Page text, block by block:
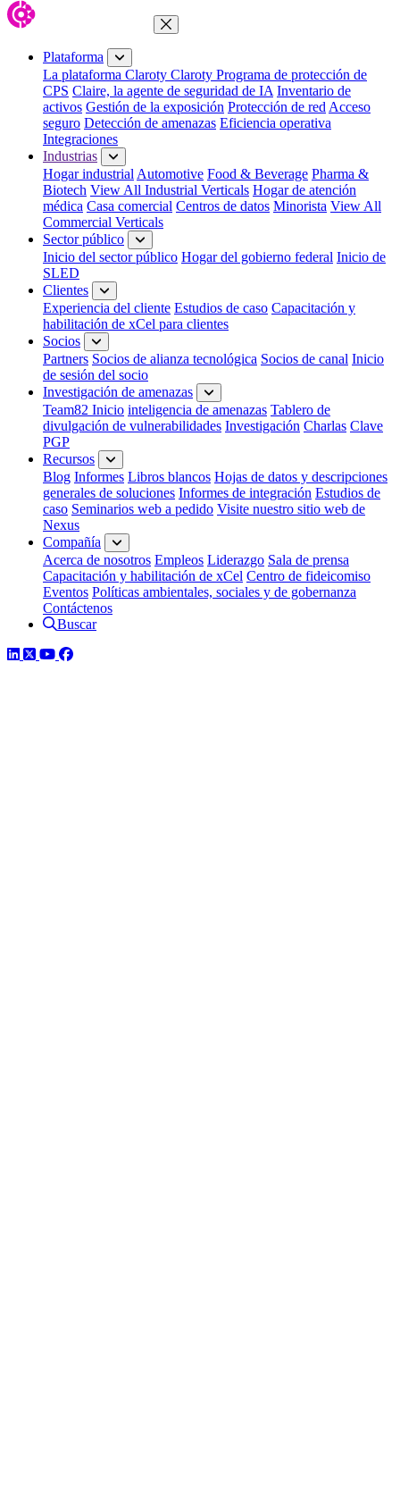
Cerrar menú
Plataforma
La plataforma Claroty Claroty Programa de protección de
CPS Claire, la agente de seguridad de IA Inventario de
activos Gestión de la exposición Protección de red Acceso
seguro Detección de amenazas Eficiencia operativa
Integraciones
Industrias
Hogar industrial Automotive Food & Beverage Pharma &
Biotech View All Industrial Verticals Hogar de atención
médica Casa comercial Centros de datos Minorista View All
Commercial Verticals
Sector público
Inicio del sector público Hogar del gobierno federal Inicio de
SLED
Clientes
Experiencia del cliente Estudios de caso Capacitación y
habilitación de xCel para clientes
Socios
Partners Socios de alianza tecnológica Socios de canal Inicio
de sesión del socio
Investigación de amenazas
Team82 Inicio inteligencia de amenazas Tablero de
divulgación de vulnerabilidades Investigación Charlas Clave
PGP
Recursos
Blog Informes Libros blancos Hojas de datos y descripciones
generales de soluciones Informes de integración Estudios de
caso Seminarios web a pedido Visite nuestro sitio web de
Nexus
Compañía
Acerca de nosotros Empleos Liderazgo Sala de prensa
Capacitación y habilitación de xCel Centro de fideicomiso
Eventos Políticas ambientales, sociales y de gobernanza
Contáctenos
Buscar
LinkedIn
TwitterYouTube
Facebook